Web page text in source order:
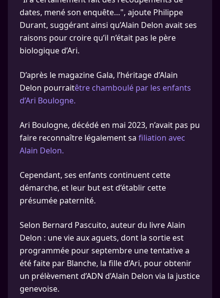
dates, mené son enquête…", ajoute Philippe
Durant, suggérant ainsi qu’Alain Delon avait ses
raisons pour croire qu’il n’était pas le père
biologique d’Ari.
D’après le magazine Gala, l’héritage d’Alain
Delon pourraitêtre chamboulé par les enfants
d’Ari Boulogne.
Ari Boulogne, décédé en mai 2023, n’avait pas pu
faire reconnaître légalement sa filiation avec
Alain Delon.
Cependant, ses enfants continuent cette
démarche, et leur but est d’établir cette
présumée paternité.
Selon Bernard Pascuito, auteur du livre Alain
Delon : une vie aux aguets, dont la sortie est
programmée pour septembre une tentative a
été faite par Blanche, la fille d’Ari, pour obtenir
un prélèvement d’ADN d’Alain Delon via la justice
genevoise.